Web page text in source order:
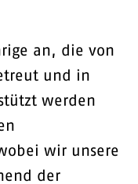
an, die von
und in
werden
wir unsere
der